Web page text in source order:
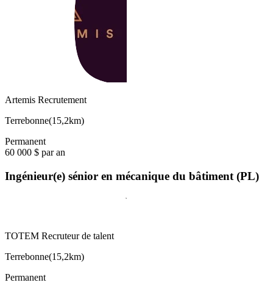
Artemis Recrutement
Terrebonne(15,2km)
Permanent
60 000 $ par an
Ingénieur(e) sénior en mécanique du bâtiment (PL)
TOTEM Recruteur de talent
Terrebonne(15,2km)
Permanent